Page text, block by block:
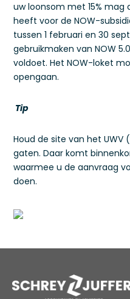
uw loonsom met 15%
heeft voor de NOW-
tussen 1 februari en 30
gebruikmaken van NOW
voldoet. Het NOW-loket
opengaan.
Tip
Houd de site van het UWV (
gaten. Daar komt
waarmee u de aanvraag
doen.